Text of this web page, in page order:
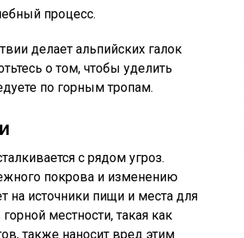
процесс.
делает альпийских галок
о том, чтобы уделить
по горным тропам.
с рядом угроз.
покрова и изменению
на источники пищи и места для
местности, такая как
также наносит вред этим